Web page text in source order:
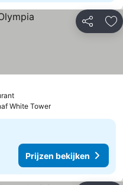
Delen
White Tower
Prijzen bekijken